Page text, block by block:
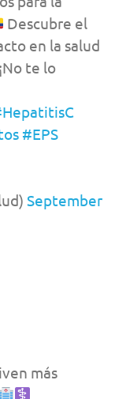
Descubre el
en la salud
¡No te lo
#EPS
September
más